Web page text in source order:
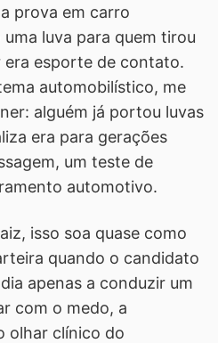
prova em carro
luva para quem tirou
esporte de contato.
automobilístico, me
alguém já portou luvas
era para gerações
um teste de
automotivo.
isso soa quase como
quando o candidato
apenas a conduzir um
com o medo, a
olhar clínico do